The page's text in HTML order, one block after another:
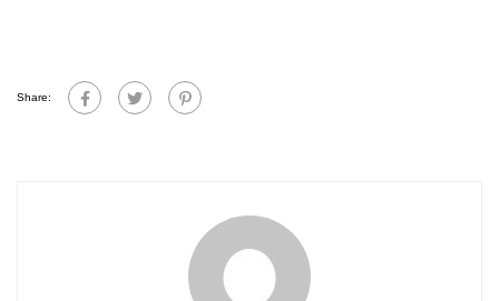
Share: